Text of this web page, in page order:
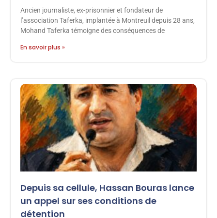
Ancien journaliste, ex-prisonnier et fondateur de
l’association Taferka, implantée à Montreuil depuis 28 ans,
Mohand Taferka témoigne des conséquences de
En savoir plus »
Depuis sa cellule, Hassan Bouras lance
un appel sur ses conditions de
détention